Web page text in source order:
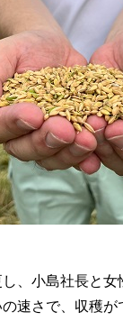
、小島社長と
速さで、収穫